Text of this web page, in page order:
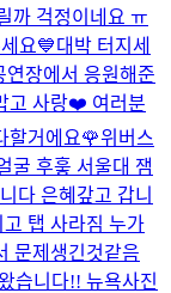
까 걱정이네요 ㅠ
요💙대박 터지세
연장에서 응원해준
고 사랑❤️ 여러분
할거에요🌹위버스
굴 후훟 서울대 잼
다 은혜갚고 갑니
탭 사라짐 누가
문제생긴것같음
습니다!! 뉴욕사진